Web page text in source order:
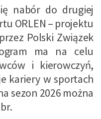
nabór do drugiej
ORLEN – projektu
Polski Związek
ma na celu
i kierowczyń,
kariery w sportach
sezon 2026 można